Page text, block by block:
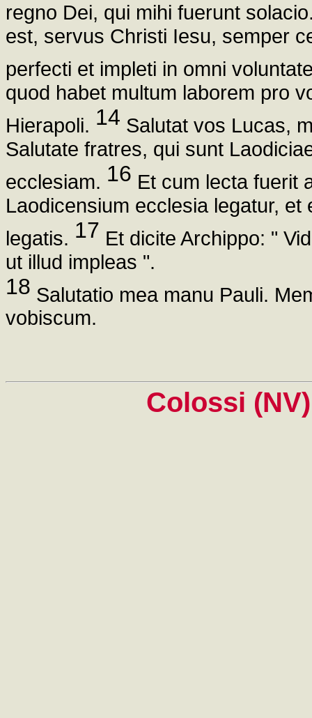
regno Dei, qui mihi fuerunt
est, servus Christi Iesu, semper
perfecti et impleti in omni
quod habet multum laborem pro
Hierapoli. 14 Salutat vos Lucas,
Salutate fratres, qui sunt
ecclesiam. 16 Et cum lecta fuerit
Laodicensium ecclesia legatur,
legatis. 17 Et dicite Archippo: "
ut illud impleas ".
18 Salutatio mea manu Pauli.
vobiscum.
Colossi